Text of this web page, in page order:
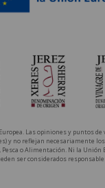
Las opiniones y puntos
y no reflejan necesariamente
o Alimentación. Ni la Unión
ser considerados